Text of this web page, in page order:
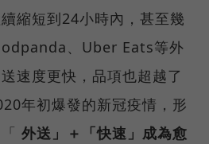
縮短到24小時內，甚至幾
、Uber Eats等外
速度更快，品項也超越了
年初爆發的新冠疫情，形
外送」＋「快速」成為愈